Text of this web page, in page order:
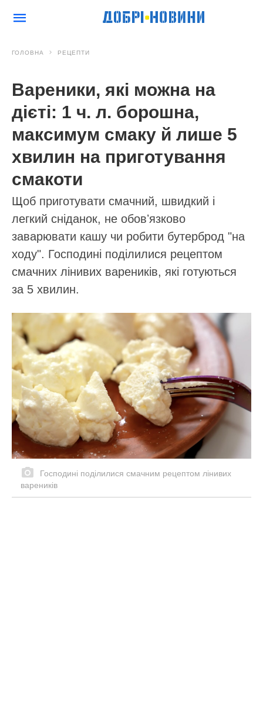
ГОЛОВНА РЕЦЕПТИ
Вареники, які можна на
дієті: 1 ч. л. борошна,
максимум смаку й лише 5
хвилин на приготування
смакоти
Щоб приготувати смачний, швидкий і
легкий сніданок, не обовʼязково
заварювати кашу чи робити бутерброд "на
ходу". Господині поділилися рецептом
смачних лінивих вареників, які готуються
за 5 хвилин.
Господині поділилися смачним рецептом лінивих
вареників